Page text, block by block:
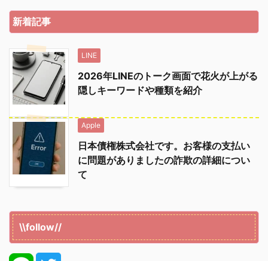
新着記事
LINE
2026年LINEのトーク画面で花火が上がる
隠しキーワードや種類を紹介
Apple
日本債権株式会社です。お客様の支払い
に問題がありましたの詐欺の詳細につい
て
\\follow//